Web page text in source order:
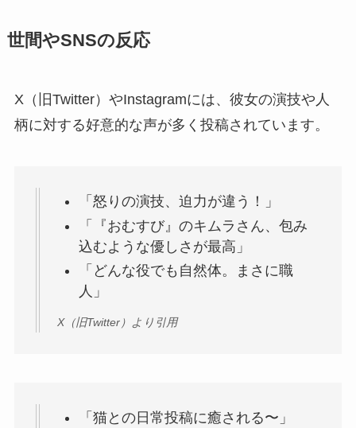
世間やSNSの反応
X（旧Twitter）やInstagramには、彼女の演技や人
柄に対する好意的な声が多く投稿されています。
「怒りの演技、迫力が違う！」
「『おむすび』のキムラさん、包み
込むような優しさが最高」
「どんな役でも自然体。まさに職
人」
X（旧Twitter）より引用
「猫との日常投稿に癒される〜」